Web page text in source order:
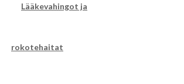
Lääkevahingot ja
rokotehaitat